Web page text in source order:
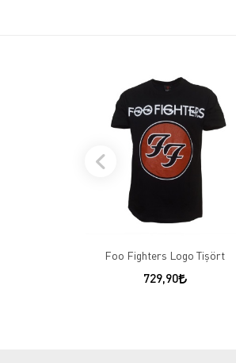
Foo Fighters Logo Tişört
729,90